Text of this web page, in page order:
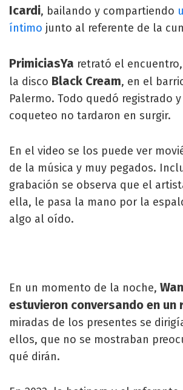
Icardi, bailando y compartiendo
íntimo junto al referente de la
PrimiciasYa retrató el
la disco Black Cream, en el
Palermo. Todo quedó registrado
coqueteo no tardaron en surgir.
En el video se los puede ver
de la música y muy pegados.
grabación se observa que el
ella, le pasa la mano por la
algo al oído.
En un momento de la noche,
estuvieron conversando en un
miradas de los presentes se
ellos, que no se mostraban
qué dirán.